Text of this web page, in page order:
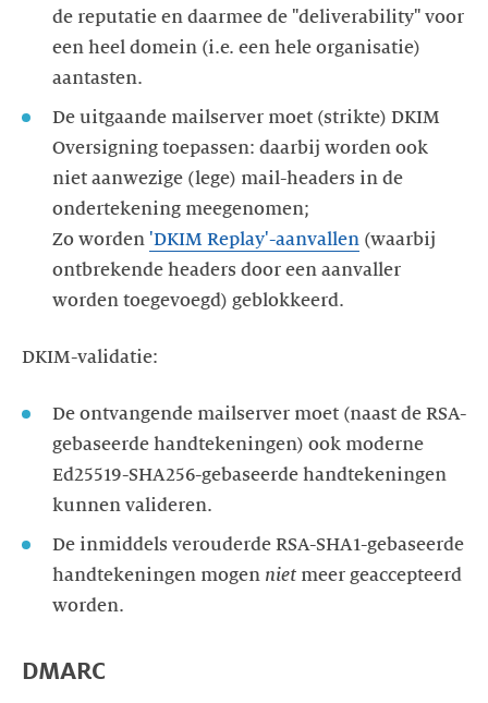
de reputatie en daarmee de "deliverability" voor
een heel domein (i.e. een hele organisatie)
aantasten.
De uitgaande mailserver moet (strikte) DKIM
Oversigning toepassen: daarbij worden ook
niet aanwezige (lege) mail-headers in de
ondertekening meegenomen;
Zo worden 'DKIM Replay'-aanvallen (waarbij
ontbrekende headers door een aanvaller
worden toegevoegd) geblokkeerd.
DKIM-validatie:
De ontvangende mailserver moet (naast de RSA-
gebaseerde handtekeningen) ook moderne
Ed25519-SHA256-gebaseerde handtekeningen
kunnen valideren.
De inmiddels verouderde RSA-SHA1-gebaseerde
handtekeningen mogen niet meer geaccepteerd
worden.
DMARC